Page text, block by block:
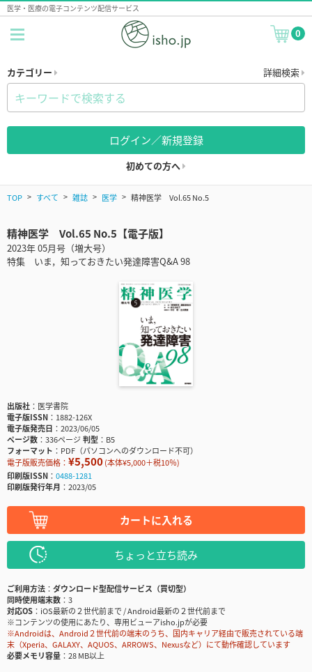
医学・医療の電子コンテンツ配信サービス
0
カテゴリー 詳細検索
ログイン／新規登録
初めての方へ
TOP すべて 雑誌 医学 精神医学 Vol.65 No.5
精神医学 Vol.65 No.5【電子版】
2023年 05月号（増大号）
特集 いま，知っておきたい発達障害Q&A 98
出版社
医学書院
電子版ISSN
1882-126X
電子版発売日
2023/06/05
ページ数
336ページ判型
B5
フォーマット
PDF（パソコンへのダウンロード不可）
電子版販売価格： ¥5,500(本体¥5,000＋税10％)
印刷版ISSN
0488-1281
印刷版発行年月
2023/05
カートに入れる
ちょっと立ち読み
ご利用方法
ダウンロード型配信サービス（買切型）
同時使用端末数
3
対応OS
iOS最新の２世代前まで / Android最新の２世代前まで
※コンテンツの使用にあたり、専用ビューアisho.jpが必要
※Androidは、Android２世代前の端末のうち、国内キャリア経由で販売されている端
末（Xperia、GALAXY、AQUOS、ARROWS、Nexusなど）にて動作確認しています
必要メモリ容量
28 MB以上